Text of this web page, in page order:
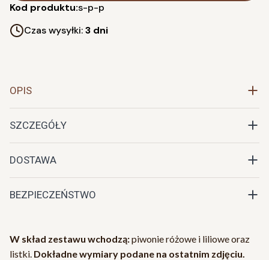
Kod produktu:s-p-p
Czas wysyłki:3 dni
OPIS
SZCZEGÓŁY
DOSTAWA
BEZPIECZEŃSTWO
W skład zestawu wchodzą:piwonie różowe i liliowe oraz
listki. Dokładne wymiary podane na ostatnim zdjęciu.